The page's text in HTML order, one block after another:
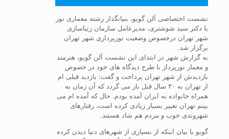
نشست اختصاصی آلن گویو، بنیانگذار رشته معماری نور
با دکتر سید شوشتری، مدیرعامل سازمان زیباسازی
شهر تهران درخصوص وضعیت نورپردازی شهر تهران
برگزار شد.
به گزارش شهر در ابتدای این نشست آلن گویو، هنرمند
و معمار نورپرداز با طرح دیدگاه های خود در خصوص
بازدیدش از شهر تهران پرداخت و گفت: بازدید قبلی ام
از تهران به ۳۰ سال قبل باز می گردد که آن زمان به
همراه خانواده به ایران آمده بودم. حال که آمده ام می
بینم تهران تغییر بسیار زیادی کرده است، رفتارهای
شهروندی خوب و مردم هم شاد هستند.
گویو با بیان اینکه از بسیاری از شهرهای دنیا دیدن کرده